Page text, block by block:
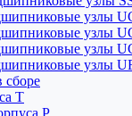
узлы
узлы
узлы
узлы
сборе
T
P